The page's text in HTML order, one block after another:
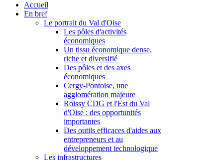
Accueil
En bref
Le portrait du Val d'Oise
Les pôles d'activités
économiques
Un tissu économique dense,
riche et diversifié
Des pôles et des axes
économiques
Cergy-Pontoise, une
agglomération majeure
Roissy CDG et l'Est du Val
d'Oise : des opportunités
importantes
Des outils efficaces d'aides aux
entrepreneurs et au
développement technologique
Les infrastructures